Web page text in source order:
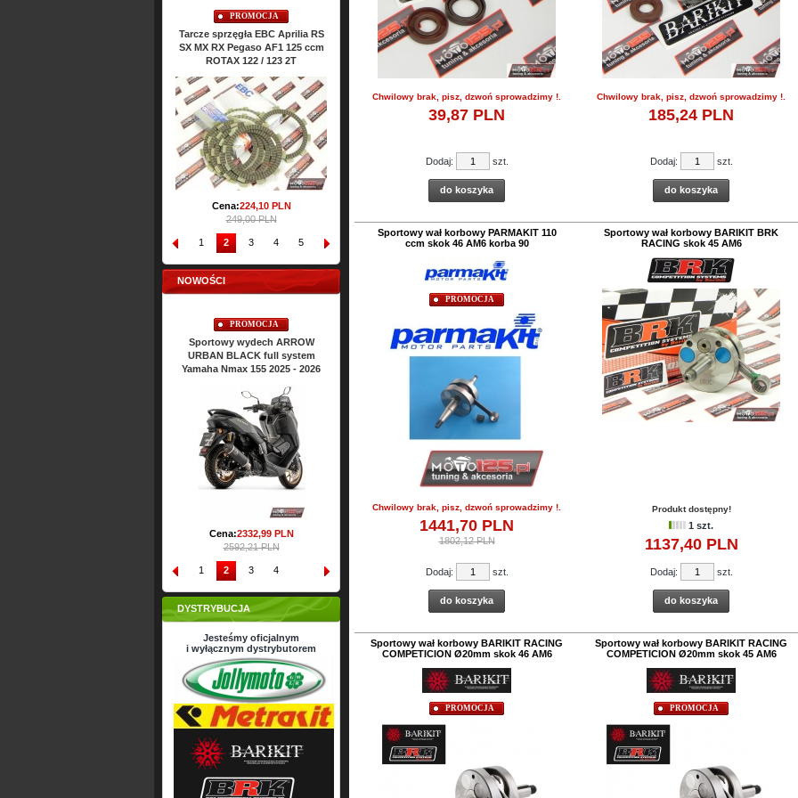
PROMOCJA
Uszczelki cylindra TOP-END
ATHENA Aprilia RS SX MX RX
Classic 125 ccm ROTAX 122 2T
Cena:64,47PLN
71,65 PLN
PROMOCJA
Uszczelki silnika ATHENA Aprilia
RS SX MX RX Classic 125 ccm
ROTAX 122 2T
Cena: 157,76
PLN
175,27 PLN
PROMOCJA
Uszczelki silnikowe ATHENA
186,36PLN
207,09 PLN
PROMOCJA
Uszczelki cylindra
ATHENA
Cena:108,
120,51 PLN
1 2 3 4 5 6 10
NOWOŚCI
PROMOCJA
Sportowy wydech ARROW
URBAN BLACK full system
Yamaha Nmax 125 2025 - 2026
2428, 22PLN
2698,02 PLN
Sportowy wydech ARROW
URBAN BLACK full system
22PLN
2698,02 PLN
1 2 3 4
DYSTRYBUCJA
Jesteśmy oficjalnym
i wyłącznym dystrybutorem
Chwilowy brak, pisz, dzwoń sprowadzimy !.
39,87 PLN
Chwilowy brak, pisz, dzwoń sprowadzimy !.
185,24 PLN
Dodaj: szt.
do koszyka
Dodaj: szt.
do koszyka
Sportowy wał korbowy PARMAKIT 110
ccm skok 46 AM6 korba 90
Sportowy wał korbowy BARIKIT BRK
RACING skok 45 AM6
PROMOCJA
Chwilowy brak, pisz, dzwoń sprowadzimy !.
1441,70 PLN
1802,12 PLN
Produkt dostępny!
1 szt.
1137,40PLN
Dodaj: szt.
do koszyka
Dodaj: szt.
do koszyka
Sportowy wał korbowy BARIKIT RACING
COMPETICION Ø20mm skok 46 AM6
Sportowy wał korbowy BARIKIT RACING
COMPETICION Ø20mm skok 45 AM6
PROMOCJA PROMOCJA